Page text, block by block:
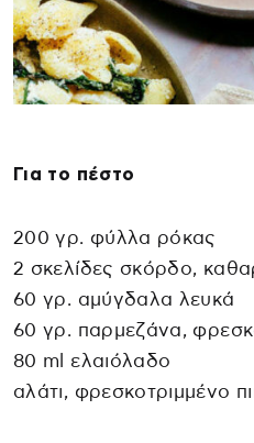
Για το πέστο
200 γρ. φύλλα ρόκας
2 σκελίδες σκόρδο,
60 γρ. αμύγδαλα λευκά
60 γρ. παρμεζάνα,
80 ml ελαιόλαδο
αλάτι, φρεσκοτριμμένο